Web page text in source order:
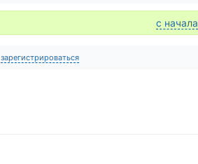
с начала
зарегистрироваться